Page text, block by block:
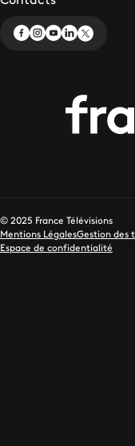
© 2025 France Télévisions
Mentions LégalesGestion des
Espace de confidentialité